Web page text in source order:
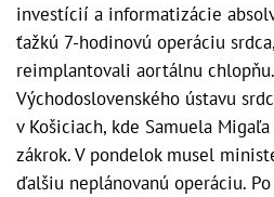
investícií a informatizácie
ťažkú 7-hodinovú operáciu
reimplantovali aortálnu
Východoslovenského ústavu
v Košiciach, kde Samuela
zákrok. V pondelok musel
ďalšiu neplánovanú operáciu.